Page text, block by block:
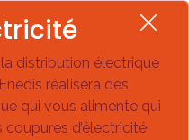
distribution électrique
réalisera des
qui vous alimente qui
d’électricité